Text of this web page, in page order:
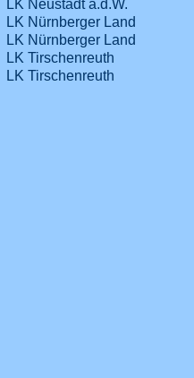
LK Neustadt a.d.W.
LK Nürnberger Land
LK Nürnberger Land
LK Tirschenreuth
LK Tirschenreuth